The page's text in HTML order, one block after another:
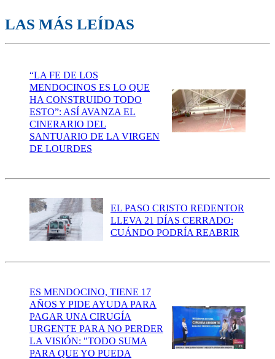
LAS MÁS LEÍDAS
“LA FE DE LOS
MENDOCINOS ES LO QUE
HA CONSTRUIDO TODO
ESTO”: ASÍ AVANZA EL
CINERARIO DEL
SANTUARIO DE LA VIRGEN
DE LOURDES
EL PASO CRISTO REDENTOR
LLEVA 21 DÍAS CERRADO:
CUÁNDO PODRÍA REABRIR
ES MENDOCINO, TIENE 17
AÑOS Y PIDE AYUDA PARA
PAGAR UNA CIRUGÍA
URGENTE PARA NO PERDER
LA VISIÓN: "TODO SUMA
PARA QUE YO PUEDA